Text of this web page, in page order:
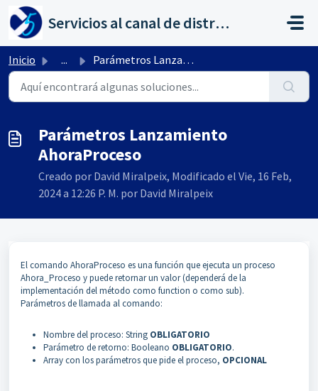
Saltar al contenido principal
Servicios al canal de distribución de AHORA
Inicio ... Parámetros Lanzamiento AhoraProceso
Parámetros Lanzamiento
AhoraProceso
Creado por David Miralpeix, Modificado el Vie, 16 Feb,
2024 a 12:26 P. M. por David Miralpeix
El comando AhoraProceso es una función que ejecuta un proceso
Ahora_Proceso y puede retornar un valor (dependerá de la
implementación del método como function o como sub).
Parámetros de llamada al comando:
Nombre del proceso: String OBLIGATORIO
Parámetro de retorno: Booleano OBLIGATORIO.
Array con los parámetros que pide el proceso, OPCIONAL